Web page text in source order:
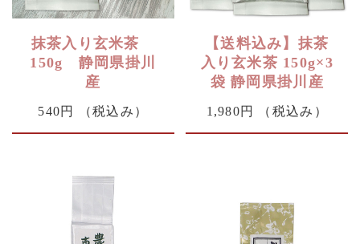
抹茶入り玄米茶
150g 静岡県掛川
産
540円 （税込み）
【送料込み】抹茶
入り玄米茶 150g×3
袋 静岡県掛川産
1,980円 （税込み）